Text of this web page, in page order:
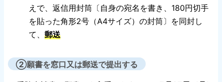
えで、返信用封筒〔自身の宛名を書き、180円切手
を貼った角形2号（A4サイズ）の封筒〕を同封し
て、 郵送
②願書を窓口又は郵送で提出する